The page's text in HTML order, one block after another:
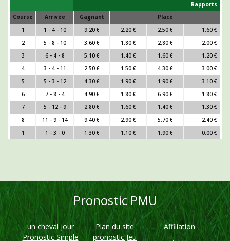
Rapports
Course
Arrivée Gagnant
Placé
1
1 - 4 - 10 9.20 € 2.20 € 2.50 €
1.60 €
2
5 - 8 - 10 3.60 € 1.80 € 2.80 €
2.00 €
3
6 - 4 - 8 5.10 € 1.40 € 1.60 €
1.20 €
4
3 - 4 - 11 2.50 € 1.50 € 4.30 €
3.00 €
5
5 - 3 - 12 4.30 € 1.90 € 1.90 €
3.10 €
6
7 - 8 - 4 4.90 € 1.80 € 6.90 €
1.80 €
7
5 - 12 - 9 2.80 € 1.60 € 1.40 €
1.30 €
8
11 - 9 - 14 9.40 € 2.90 € 5.70 €
2.40 €
1
1 - 3 - 0 1.30 € 1.10 € 1.90 € 0.00 €
Pronostic PMU
un cheval jour Plan du site
Affiliation
Pronostic Simple
pronostic Jeu